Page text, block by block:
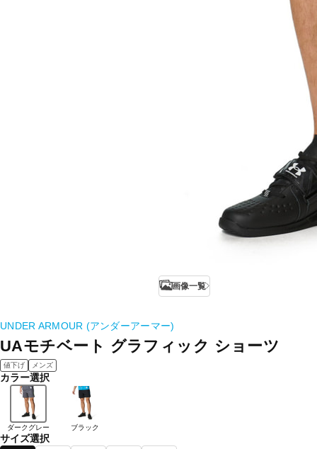
画像一覧
UNDER ARMOUR (アンダーアーマー)
UAモチベート グラフィック ショーツ
値下げ メンズ
カラー選択
ダークグレー ブラック
サイズ選択